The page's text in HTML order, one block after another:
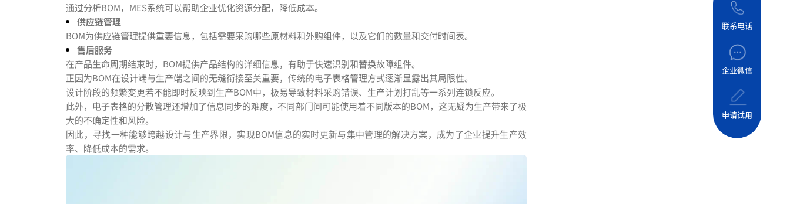
联系电话
企业微信
申请试用
通过分析BOM，MES系统可以帮助企业优化资源分配，降低成本。
供应链管理
BOM为供应链管理提供重要信息，包括需要采购哪些原材料和外购组件，以及它们的数量和交付时间表。
售后服务
在产品生命周期结束时，BOM提供产品结构的详细信息，有助于快速识别和替换故障组件。
正因为BOM在设计端与生产端之间的无缝衔接至关重要，传统的电子表格管理方式逐渐显露出其局限性。
设计阶段的频繁变更若不能即时反映到生产BOM中，极易导致材料采购错误、生产计划打乱等一系列连锁反应。
此外，电子表格的分散管理还增加了信息同步的难度，不同部门间可能使用着不同版本的BOM，这无疑为生产带来了极
大的不确定性和风险。
因此，寻找一种能够跨越设计与生产界限，实现BOM信息的实时更新与集中管理的解决方案，成为了企业提升生产效
率、降低成本的需求。